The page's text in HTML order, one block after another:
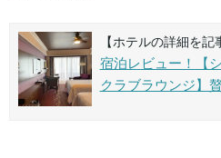
【ホテルの詳細を記
宿泊レビュー！【
クラブラウンジ】